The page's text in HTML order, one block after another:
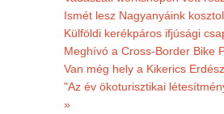
Ismét lesz Nagyanyáink
Külföldi kerékpáros ifjúsági
Meghívó a Cross-Border Bike
Van még hely a Kikerics
"Az év ökoturisztikai
»